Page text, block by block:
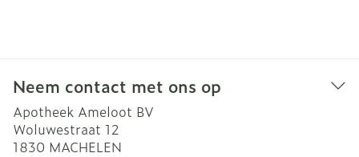
Neem contact met ons op
Apotheek Ameloot BV
Woluwestraat 12
1830 MACHELEN